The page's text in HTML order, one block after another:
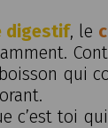
digestif, le
qui
c’est toi